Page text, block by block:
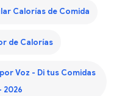
Calorías de Comida
de Calorías
Voz - Di tus Comidas
2026